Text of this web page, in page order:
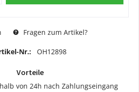
Fragen zum Artikel?
Nr.: OH12898
Vorteile
von 24h nach Zahlungseingang